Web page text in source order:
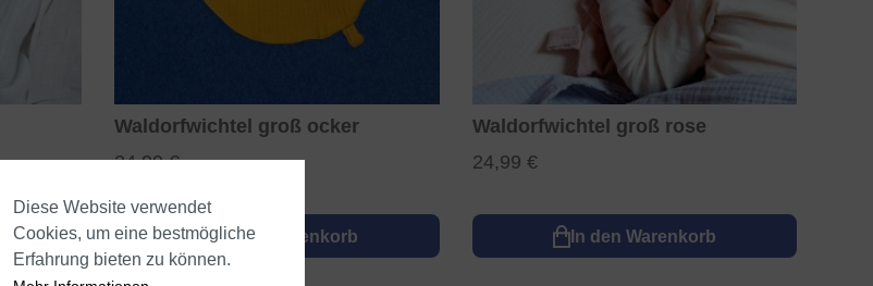
Waldorfwichtel groß ocker
24,99 €
In den Warenkorb
Waldorfwichtel groß rose
24,99 €
In den Warenkorb
Diese Website verwendet
Cookies, um eine bestmögliche
Erfahrung bieten zu können.